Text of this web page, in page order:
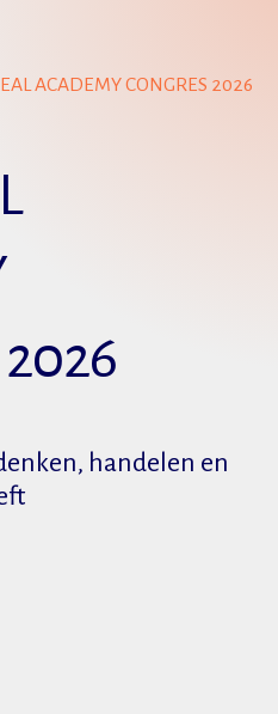
ACADEMY CONGRES 2026
handelen en